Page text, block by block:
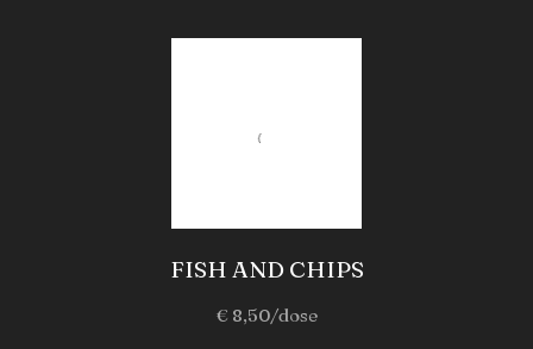
Cheio
FISH AND CHIPS
€ 8,50/dose